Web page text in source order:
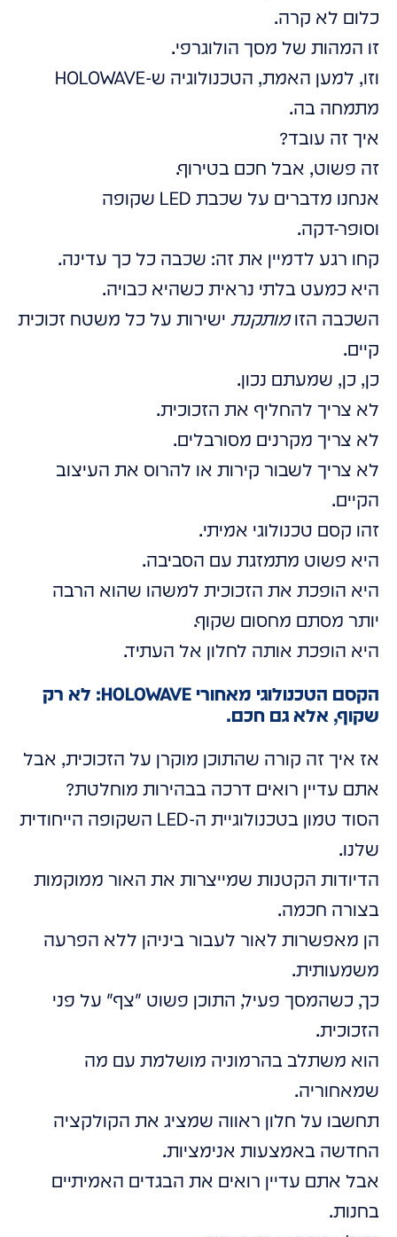
כלום לא קרה.
זו המהות של מסך הולוגרפי.
וזו, למען האמת, הטכנולוגיה ש-HOLOWAVE
מתמחה בה.
איך זה עובד?
זה פשוט, אבל חכם בטירוף.
אנחנו מדברים על שכבת LED שקופה
וסופר-דקה.
קחו רגע לדמיין את זה: שכבה כל כך עדינה.
היא כמעט בלתי נראית כשהיא כבויה.
השכבה הזומותקנת ישירות על כל משטח זכוכית
קיים.
כן, כן, שמעתם נכון.
לא צריך להחליף את הזכוכית.
לא צריך מקרנים מסורבלים.
לא צריך לשבור קירות או להרוס את העיצוב
הקיים.
זהו קסם טכנולוגי אמיתי.
היא פשוט מתמזגת עם הסביבה.
היא הופכת את הזכוכית למשהו שהוא הרבה
יותר מסתם מחסום שקוף.
היא הופכת אותה לחלון אל העתיד.
הקסם הטכנולוגי מאחורי HOLOWAVE: לא רק
שקוף, אלא גם חכם.
אז איך זה קורה שהתוכן מוקרן על הזכוכית, אבל
אתם עדיין רואים דרכה בבהירות מוחלטת?
הסוד טמון בטכנולוגיית ה-LED השקופה הייחודית
שלנו.
הדיודות הקטנות שמייצרות את האור ממוקמות
בצורה חכמה.
הן מאפשרות לאור לעבור ביניהן ללא הפרעה
משמעותית.
כך, כשהמסך פעיל, התוכן פשוט "צף" על פני
הזכוכית.
הוא משתלב בהרמוניה מושלמת עם מה
שמאחוריה.
תחשבו על חלון ראווה שמציג את הקולקציה
החדשה באמצעות אנימציות.
אבל אתם עדיין רואים את הבגדים האמיתיים
בחנות.